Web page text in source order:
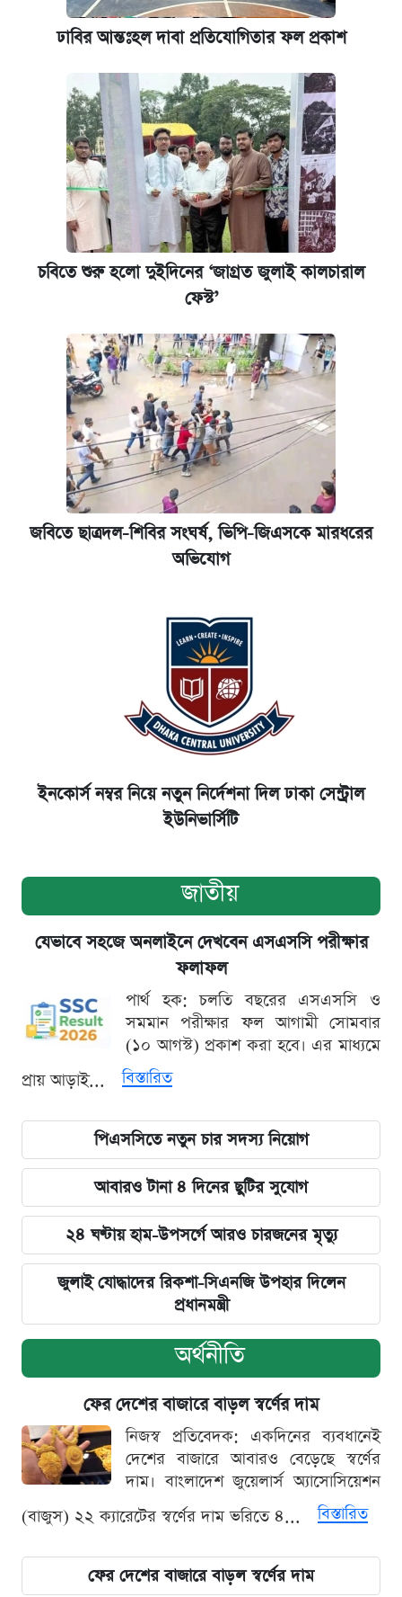
ঢাবির আন্তঃহল দাবা প্রতিযোগিতার ফল প্রকাশ
চবিতে শুরু হলো দুইদিনের ‘জাগ্রত জুলাই কালচারাল
ফেস্ট’
জবিতে ছাত্রদল-শিবির সংঘর্ষ, ভিপি-জিএসকে মারধরের
অভিযোগ
ইনকোর্স নম্বর নিয়ে নতুন নির্দেশনা দিল ঢাকা সেন্ট্রাল
ইউনিভার্সিটি
জাতীয়
যেভাবে সহজে অনলাইনে দেখবেন এসএসসি পরীক্ষার
ফলাফল
পার্থ হক: চলতি বছরের এসএসসি ও
সমমান পরীক্ষার ফল আগামী সোমবার
(১০ আগস্ট) প্রকাশ করা হবে। এর মাধ্যমে
প্রায় আড়াই...
বিস্তারিত
পিএসসিতে নতুন চার সদস্য নিয়োগ
আবারও টানা ৪ দিনের ছুটির সুযোগ
২৪ ঘণ্টায় হাম-উপসর্গে আরও চারজনের মৃত্যু
জুলাই যোদ্ধাদের রিকশা-সিএনজি উপহার দিলেন
প্রধানমন্ত্রী
অর্থনীতি
ফের দেশের বাজারে বাড়ল স্বর্ণের দাম
নিজস্ব প্রতিবেদক: একদিনের ব্যবধানেই
দেশের বাজারে আবারও বেড়েছে স্বর্ণের
দাম। বাংলাদেশ জুয়েলার্স অ্যাসোসিয়েশন
(বাজুস) ২২ ক্যারেটের স্বর্ণের দাম ভরিতে ৪...
বিস্তারিত
ফের দেশের বাজারে বাড়ল স্বর্ণের দাম